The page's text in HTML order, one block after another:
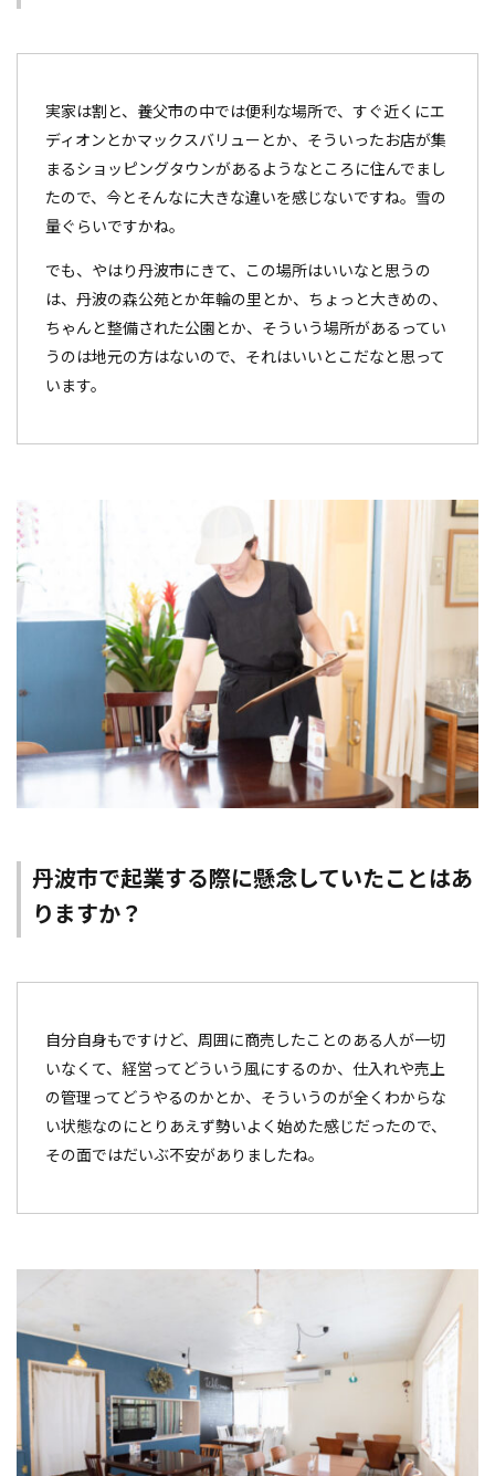
実家は割と、養父市の中では便利な場所で、すぐ近くにエ
ディオンとかマックスバリューとか、そういったお店が集
まるショッピングタウンがあるようなところに住んでまし
たので、今とそんなに大きな違いを感じないですね。雪の
量ぐらいですかね。
でも、やはり丹波市にきて、この場所はいいなと思うの
は、丹波の森公苑とか年輪の里とか、ちょっと大きめの、
ちゃんと整備された公園とか、そういう場所があるってい
うのは地元の方はないので、それはいいとこだなと思って
います。
丹波市で起業する際に懸念していたことはあ
りますか？
自分自身もですけど、周囲に商売したことのある人が一切
いなくて、経営ってどういう風にするのか、仕入れや売上
の管理ってどうやるのかとか、そういうのが全くわからな
い状態なのにとりあえず勢いよく始めた感じだったので、
その面ではだいぶ不安がありましたね。